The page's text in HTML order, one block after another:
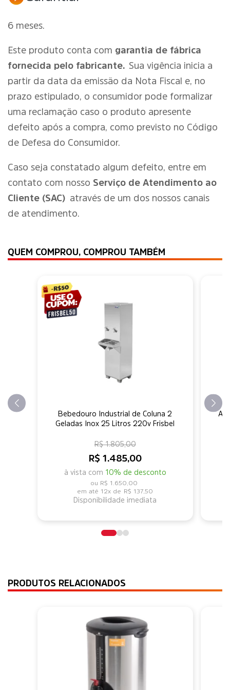
6 meses.
Este produto conta com garantia de fábrica
fornecida pelo fabricante. Sua vigência inicia a
partir da data da emissão da Nota Fiscal e, no
prazo estipulado, o consumidor pode formalizar
uma reclamação caso o produto apresente
defeito após a compra, como previsto no Código
de Defesa do Consumidor.
Caso seja constatado algum defeito, entre em
contato com nosso Serviço de Atendimento ao
Cliente (SAC) através de um dos nossos canais
de atendimento.
QUEM COMPROU, COMPROU TAMBÉM
Bebedouro Industrial de Coluna 2
Geladas Inox 25 Litros 220v Frisbel
R$ 1.485,00
à vista com 10% de desconto
R$ 1.805,00
R$ 1.650,00
12x de R$ 137,50
Disponibilidade imediata
PRODUTOS RELACIONADOS